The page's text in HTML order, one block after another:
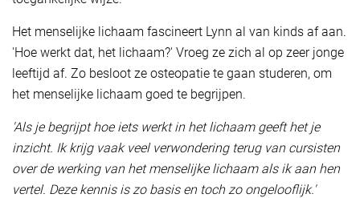
Het menselijke lichaam fascineert Lynn al van kinds af aan.
'Hoe werkt dat, het lichaam?' Vroeg ze zich al op zeer jonge
leeftijd af. Zo besloot ze osteopatie te gaan studeren, om
het menselijke lichaam goed te begrijpen.
'Als je begrijpt hoe iets werkt in het lichaam geeft het je
inzicht. Ik krijg vaak veel verwondering terug van cursisten
over de werking van het menselijke lichaam als ik aan hen
vertel. Deze kennis is zo basis en toch zo ongelooflijk.'